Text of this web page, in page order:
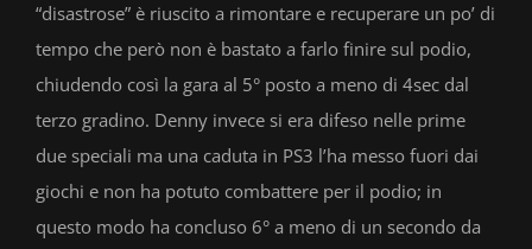
“disastrose” è riuscito a rimontare e recuperare un po’ di
tempo che però non è bastato a farlo finire sul podio,
chiudendo così la gara al 5° posto a meno di 4sec dal
terzo gradino. Denny invece si era difeso nelle prime
due speciali ma una caduta in PS3 l’ha messo fuori dai
giochi e non ha potuto combattere per il podio; in
questo modo ha concluso 6° a meno di un secondo da